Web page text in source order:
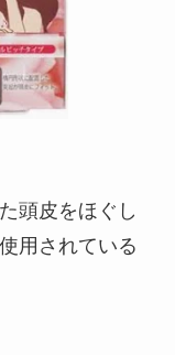
頭皮をほぐし
用されている